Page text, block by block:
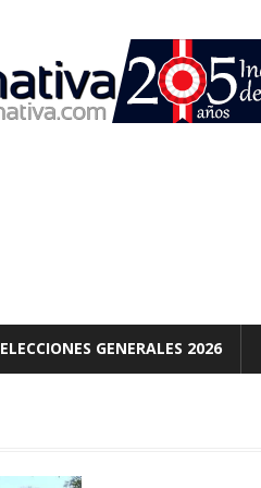
ELECCIONES GENERALES 2026